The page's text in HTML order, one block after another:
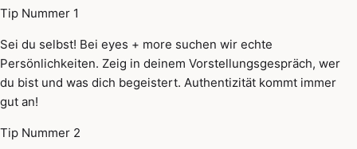
Tip Nummer 1
Sei du selbst! Bei eyes + more suchen wir echte
Persönlichkeiten. Zeig in deinem Vorstellungsgespräch, wer
du bist und was dich begeistert. Authentizität kommt immer
gut an!
Tip Nummer 2